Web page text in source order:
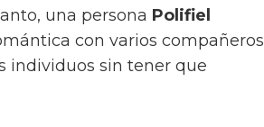
una persona Polifiel
con varios compañeros
individuos sin tener que